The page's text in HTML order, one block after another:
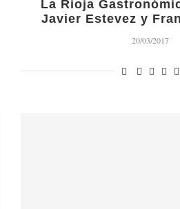
La Rioja
Javier Estevez y
20/03/2017